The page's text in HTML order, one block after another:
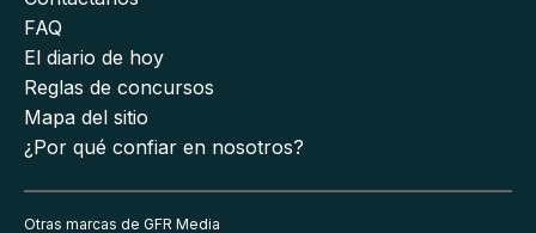
FAQ
El diario de hoy
Reglas de concursos
Mapa del sitio
¿Por qué confiar en nosotros?
Otras marcas de GFR Media